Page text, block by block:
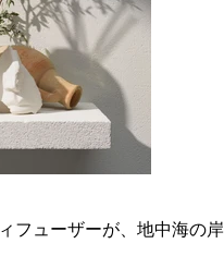
フューザーが、地中海の岸